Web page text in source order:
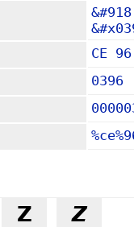
CE 96
0396
𝝛 𝞕